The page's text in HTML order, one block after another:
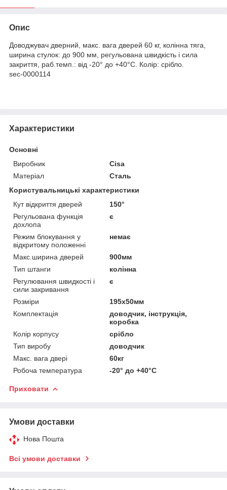
Опис
Доводжувач дверний, макс. вага дверей 60 кг, колінна тяга,
ширина стулок: до 900 мм, регульована швидкість і сила
закриття, раб.темп.: від -20° до +40°С. Колір: срібло.
sec-0000114
Характеристики
Основні
Виробник
Cisa
Матеріал
Сталь
Користувальницькі характеристики
Кут відкриття дверей
150°
Регульована функція
дохлопа
є
Режим блокування у
відкритому положенні
немає
Макс.ширина дверей
900мм
Тип штанги
колінна
Регулювання швидкості і
сили закривання
є
Розміри
195х50мм
Комплектація
доводчик, інструкція,
коробка
Колір корпусу
срібло
Тип виробу
доводчик
Макс. вага двері
60кг
Робоча температура
-20° до +40°С
Приховати
Умови доставки
Нова Пошта
Всі умови доставки